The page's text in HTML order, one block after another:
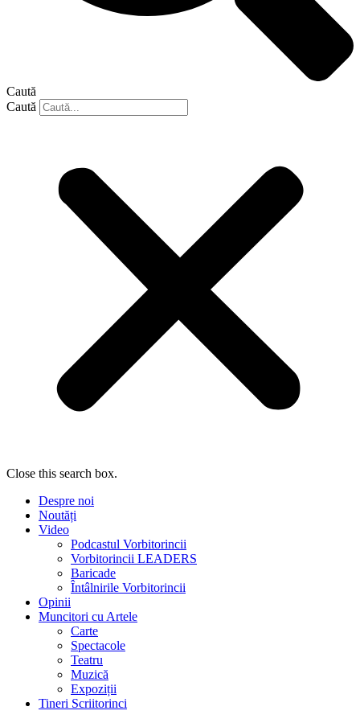
Caută
Caută
Close this search box.
Despre noi
Noutăți
Video
Podcastul Vorbitorincii
Vorbitorincii LEADERS
Baricade
Întâlnirile Vorbitorincii
Opinii
Muncitori cu Artele
Carte
Spectacole
Teatru
Muzică
Expoziții
Tineri Scriitorinci